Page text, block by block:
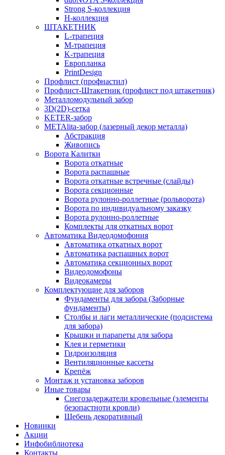
Strong S-коллекция
H-коллекция
ШТАКЕТНИК
L-трапеция
M-трапеция
K-трапеция
Европланка
PrintDesign
Профлист (профнастил)
Профлист-Штакетник (профлист под штакетник)
Металломодульный забор
3D(2D)-сетка
KETER-забор
METAlita-забор (лазерный декор металла)
Абстракция
Живопись
Ворота Калитки
Ворота откатные
Ворота распашные
Ворота откатные встречные (слайды)
Ворота секционные
Ворота рулонно-роллетные (рольворота)
Ворота по индивидуальному заказку
Ворота рулонно-роллетные
Комплекты для откатных ворот
Автоматика Видеодомофония
Автоматика откатных ворот
Автоматика распашных ворот
Автоматика секционных ворот
Видеодомофоны
Видеокамеры
Комплектующие для заборов
Фундаменты для забора (Заборные
фундаменты)
Столбы и лаги металлические (подсистема
для забора)
Крышки и парапеты для забора
Клея и герметики
Гидроизоляция
Вентиляционные кассеты
Крепёж
Монтаж и установка заборов
Иные товары
Снегозадержатели кровельные (элементы
безопастноти кровли)
Щебень декоративный
Новинки
Акции
Инфобиблиотека
Контакты